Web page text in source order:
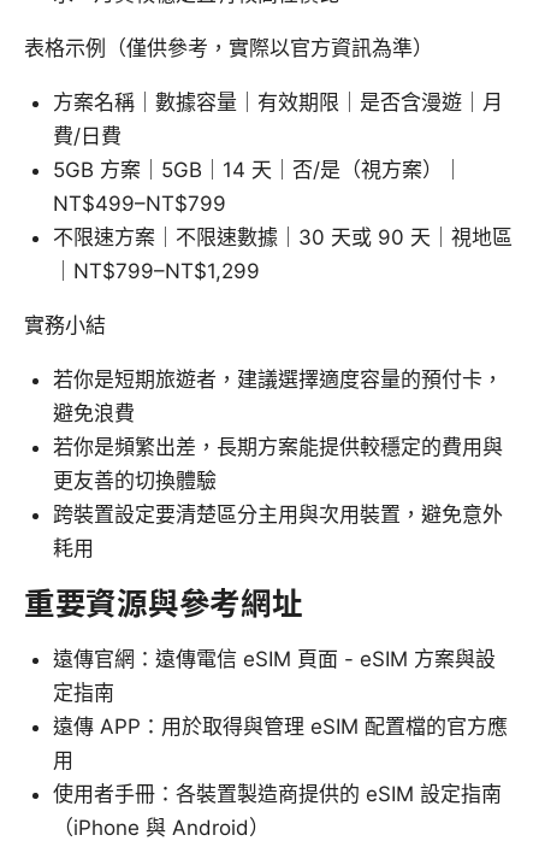
表格示例（僅供參考，實際以官方資訊為準）
方案名稱｜數據容量｜有效期限｜是否含漫遊｜月
費/日費
5GB 方案｜5GB｜14 天｜否/是（視方案）｜
NT$499–NT$799
不限速方案｜不限速數據｜30 天或 90 天｜視地區
｜NT$799–NT$1,299
實務小結
若你是短期旅遊者，建議選擇適度容量的預付卡，
避免浪費
若你是頻繁出差，長期方案能提供較穩定的費用與
更友善的切換體驗
跨裝置設定要清楚區分主用與次用裝置，避免意外
耗用
重要資源與參考網址
遠傳官網：遠傳電信 eSIM 頁面 - eSIM 方案與設
定指南
遠傳 APP：用於取得與管理 eSIM 配置檔的官方應
用
使用者手冊：各裝置製造商提供的 eSIM 設定指南
（iPhone 與 Android）